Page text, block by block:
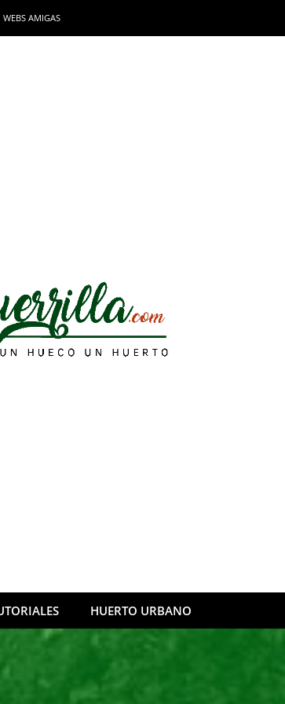
WEBS AMIGAS
HUERTO URBANO